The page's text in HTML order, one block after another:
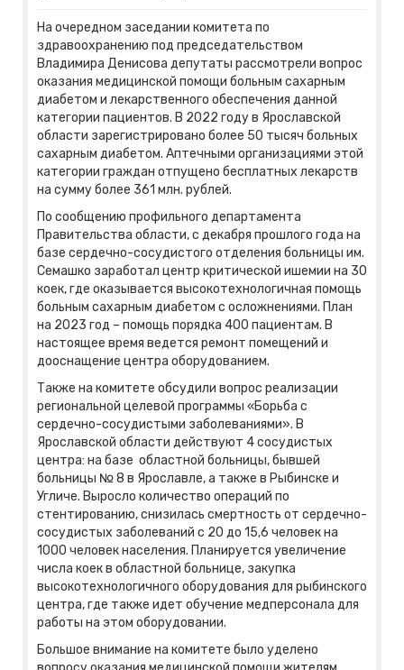
На очередном заседании комитета по
здравоохранению под председательством
Владимира Денисова депутаты рассмотрели вопрос
оказания медицинской помощи больным сахарным
диабетом и лекарственного обеспечения данной
категории пациентов. В 2022 году в Ярославской
области зарегистрировано более 50 тысяч больных
сахарным диабетом. Аптечными организациями этой
категории граждан отпущено бесплатных лекарств
на сумму более 361 млн. рублей.
По сообщению профильного департамента
Правительства области, с декабря прошлого года на
базе сердечно-сосудистого отделения больницы им.
Семашко заработал центр критической ишемии на 30
коек, где оказывается высокотехнологичная помощь
больным сахарным диабетом с осложнениями. План
на 2023 год – помощь порядка 400 пациентам. В
настоящее время ведется ремонт помещений и
дооснащение центра оборудованием.
Также на комитете обсудили вопрос реализации
региональной целевой программы «Борьба с
сердечно-сосудистыми заболеваниями». В
Ярославской области действуют 4 сосудистых
центра: на базе областной больницы, бывшей
больницы № 8 в Ярославле, а также в Рыбинске и
Угличе. Выросло количество операций по
стентированию, снизилась смертность от сердечно-
сосудистых заболеваний с 20 до 15,6 человек на
1000 человек населения. Планируется увеличение
числа коек в областной больнице, закупка
высокотехнологичного оборудования для рыбинского
центра, где также идет обучение медперсонала для
работы на этом оборудовании.
Большое внимание на комитете было уделено